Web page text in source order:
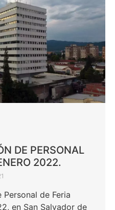
DE PERSONAL
2022.
Personal de Feria
en San Salvador de